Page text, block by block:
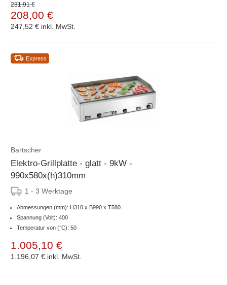
231,91 €
208,00 €
247,52 € inkl. MwSt.
Express
Bartscher
Elektro-Grillplatte - glatt - 9kW -
990x580x(h)310mm
1 - 3 Werktage
Abmessungen (mm): H310 x B990 x T580
Spannung (Volt): 400
Temperatur von (°C): 50
1.005,10 €
1.196,07 € inkl. MwSt.